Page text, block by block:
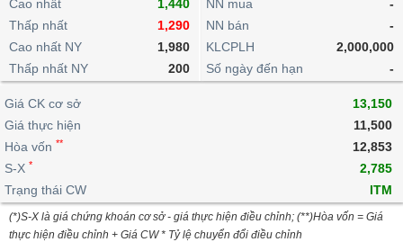
Giao
dịch
nội
bộ
Niên
giám
Tài
liệu
cổ
đông
Định
giá
Nước
ngoài
Tự
doanh
Top
cổ
phiếu
Bản
dịch
Chứng
quyền
Tổng
quan
Thống
kê
dịch
Định
Thống
kê
giao
dịch
Tin
tức
tích
kỹ
thuật
Bảng
giá
Bộ
lọc
cổ
phiếu
mô
lai
Chứng
quyền
Trái
phiếu
doanh
nghiệp
Đào
Dịch
vụ
Cao nhất
1,440
Thấp nhất
1,290
Cao nhất NY
1,980
Thấp nhất NY
200
NN mua
-
NN bán
-
KLCPLH
2,000,000
Số ngày đến hạn
-
Giá CK cơ sở
13,150
Giá thực hiện
11,500
Hòa vốn **
12,853
S-X *
2,785
Trạng thái CW
ITM
(*)S-X là giá chứng khoán cơ sở - giá thực hiện điều chỉnh; (**)Hòa vốn = Giá
thực hiện điều chỉnh + Giá CW * Tỷ lệ chuyển đổi điều chỉnh
BẤT
ĐỘNG
SẢN
TÀI
CHÍNH
HÀNG
HÓA